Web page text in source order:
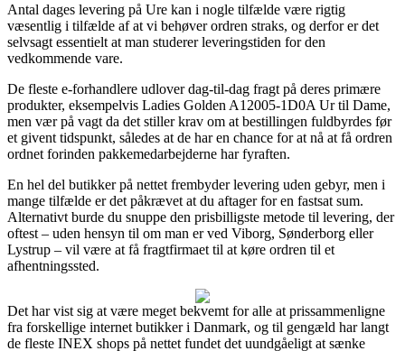
Antal dages levering på Ure kan i nogle tilfælde være rigtig
væsentlig i tilfælde af at vi behøver ordren straks, og derfor er det
selvsagt essentielt at man studerer leveringstiden for den
vedkommende vare.
De fleste e-forhandlere udlover dag-til-dag fragt på deres primære
produkter, eksempelvis Ladies Golden A12005-1D0A Ur til Dame,
men vær på vagt da det stiller krav om at bestillingen fuldbyrdes før
et givent tidspunkt, således at de har en chance for at nå at få ordren
ordnet forinden pakkemedarbejderne har fyraften.
En hel del butikker på nettet frembyder levering uden gebyr, men i
mange tilfælde er det påkrævet at du aftager for en fastsat sum.
Alternativt burde du snuppe den prisbilligste metode til levering, der
oftest – uden hensyn til om man er ved Viborg, Sønderborg eller
Lystrup – vil være at få fragtfirmaet til at køre ordren til et
afhentningssted.
Det har vist sig at være meget bekvemt for alle at prissammenligne
fra forskellige internet butikker i Danmark, og til gengæld har langt
de fleste INEX shops på nettet fundet det uundgåeligt at sænke